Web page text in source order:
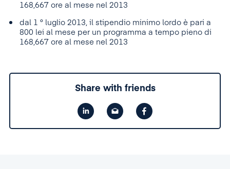
168,667 ore al mese nel 2013
dal 1 ° luglio 2013, il stipendio minimo lordo è pari a
800 lei al mese per un programma a tempo pieno di
168,667 ore al mese nel 2013
Share with friends